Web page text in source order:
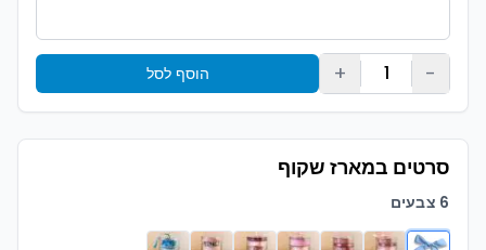
-
1
+ הוסף לסל
סרטים במארז שקוף
6 צבעים